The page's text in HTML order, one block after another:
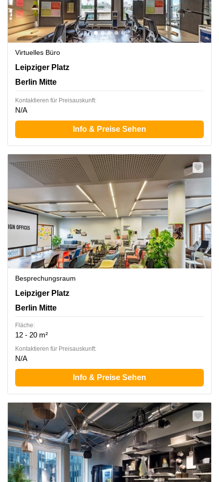
Virtuelles Büro
Leipziger Platz 16, Berlin Mitte
Leipziger Platz
Berlin Mitte
Kontaktieren für Preisauskunft:
N/A
Info & Preise Sehen
Besprechungsraum
Leipziger Platz 16, Berlin Mitte
Leipziger Platz
Berlin Mitte
Fläche:
12 - 20 m²
Kontaktieren für Preisauskunft:
N/A
Info & Preise Sehen